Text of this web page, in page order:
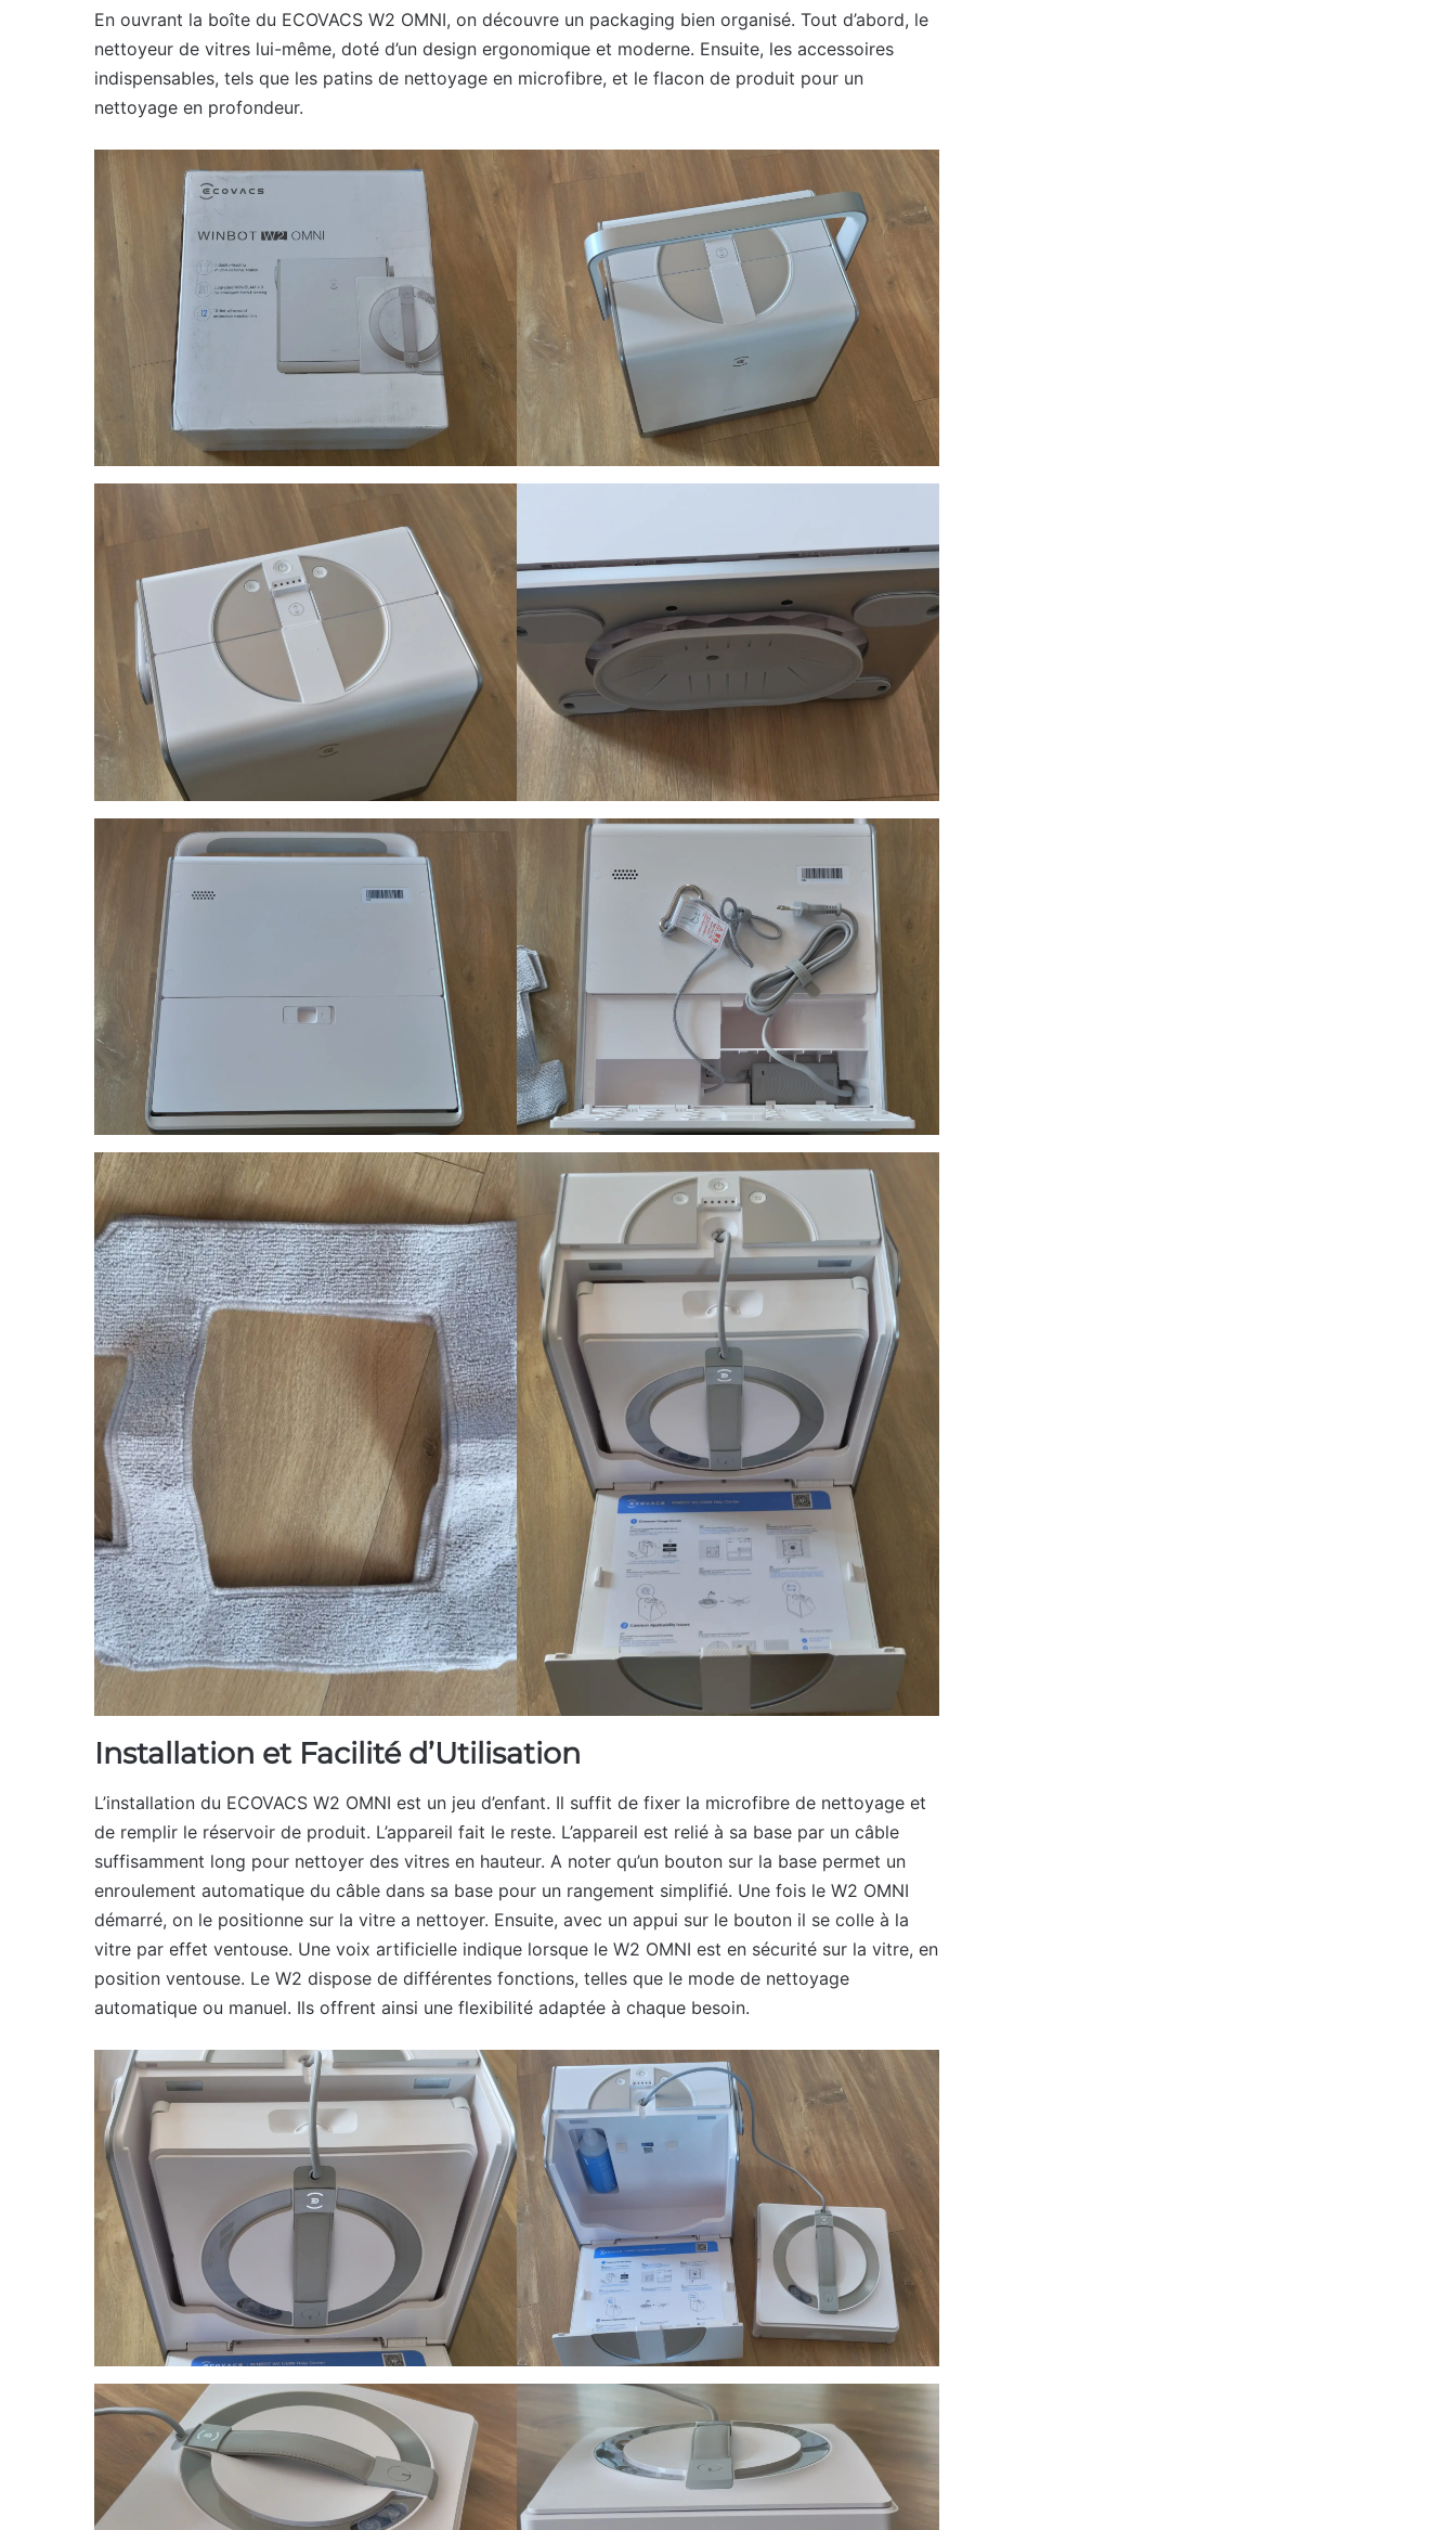
En ouvrant la boîte du ECOVACS W2 OMNI, on découvre un packaging bien organisé. Tout d’abord, le
nettoyeur de vitres lui-même, doté d’un design ergonomique et moderne. Ensuite, les accessoires
indispensables, tels que les patins de nettoyage en microfibre, et le flacon de produit pour un
nettoyage en profondeur.
Installation et Facilité d’Utilisation
L’installation du ECOVACS W2 OMNI est un jeu d’enfant. Il suffit de fixer la microfibre de nettoyage et
de remplir le réservoir de produit. L’appareil fait le reste. L’appareil est relié à sa base par un câble
suffisamment long pour nettoyer des vitres en hauteur. A noter qu’un bouton sur la base permet un
enroulement automatique du câble dans sa base pour un rangement simplifié. Une fois le W2 OMNI
démarré, on le positionne sur la vitre a nettoyer. Ensuite, avec un appui sur le bouton il se colle à la
vitre par effet ventouse. Une voix artificielle indique lorsque le W2 OMNI est en sécurité sur la vitre, en
position ventouse. Le W2 dispose de différentes fonctions, telles que le mode de nettoyage
automatique ou manuel. Ils offrent ainsi une flexibilité adaptée à chaque besoin.